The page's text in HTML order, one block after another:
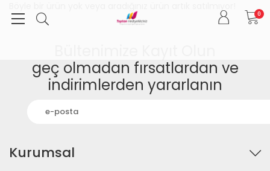
0
geç olmadan fırsatlardan ve
indirimlerden yararlanın
Kurumsal